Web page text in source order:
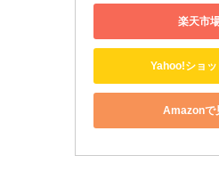
楽天市
Yahoo!ショ
Amazonで